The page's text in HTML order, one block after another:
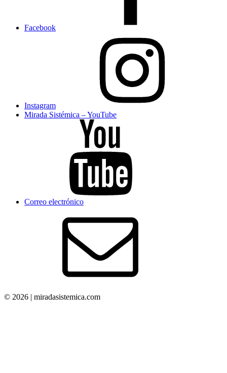
Facebook
Instagram
Mirada Sistémica – YouTube
Correo electrónico
© 2026 | miradasistemica.com